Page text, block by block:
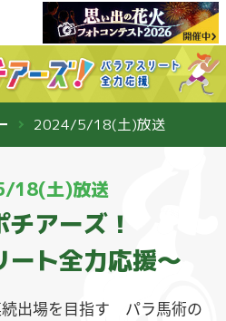
2024/5/18(土)放送
18(土)放送
アーズ！
ート全力応援〜
出場を目指す パラ馬術の